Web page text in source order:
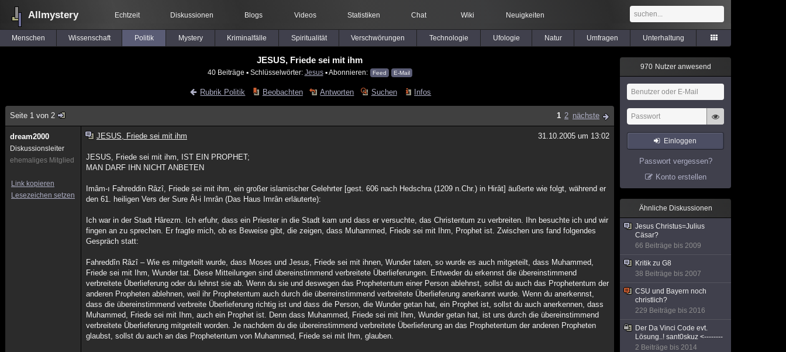
Allmystery Echtzeit Diskussionen Blogs Videos Statistiken Chat Wiki Neuigkeiten
Menschen Wissenschaft Politik Mystery Kriminalfälle Spiritualität Verschwörungen Technologie Ufologie Natur Umfragen Unterhaltung
JESUS, Friede sei mit ihm
40 Beiträge ▪ Schlüsselwörter: Jesus▪ Abonnieren: Feed E-Mail
Rubrik Politik Beobachten Antworten Suchen Infos
Seite 1 von 2 1 2 nächste
dream2000
Diskussionsleiter
ehemaliges Mitglied
Link kopieren
Lesezeichen setzen
JESUS, Friede sei mit ihm 31.10.2005 um 13:02
JESUS, Friede sei mit ihm, IST EIN PROPHET;
MAN DARF IHN NICHT ANBETEN
Imâm-ı Fahreddin Râzî, Friede sei mit ihm, ein großer islamischer Gelehrter [gest. 606 nach Hedschra (1209 n.Chr.) in Hirât] äußerte wie folgt, während er
den 61. heiligen Vers der Sure Âl-i Imrân (Das Haus Imrân erläuterte):
Ich war in der Stadt Hârezm. Ich erfuhr, dass ein Priester in die Stadt kam und dass er versuchte, das Christentum zu verbreiten. Ihn besuchte ich und wir
fingen an zu sprechen. Er fragte mich, ob es Beweise gibt, die zeigen, dass Muhammed, Friede sei mit Ihm, Prophet ist. Zwischen uns fand folgendes
Gespräch statt:
Fahreddîn Râzî – Wie es mitgeteilt wurde, dass Moses und Jesus, Friede sei mit ihnen, Wunder taten, so wurde es auch mitgeteilt, dass Muhammed,
Friede sei mit Ihm, Wunder tat. Diese Mitteilungen sind übereinstimmend verbreitete Überlieferungen. Entweder du erkennst die übereinstimmend
verbreitete Überlieferung oder du lehnst sie ab. Wenn du sie und deswegen das Prophetentum einer Person ablehnst, sollst du auch das Prophetentum der
anderen Propheten ablehnen, weil ihr Prophetentum auch durch die überreinstimmend verbreitete Überlieferung anerkannt wurde. Wenn du anerkennst,
dass die übereinstimmend verbreite Überlieferung richtig ist und dass die Person, die Wunder getan hat, ein Prophet ist, sollst du auch anerkennen, dass
Muhammed, Friede sei mit Ihm, auch ein Prophet ist. Denn dass Muhammed, Friede sei mit Ihm, Wunder getan hat, ist uns durch die übereinstimmend
verbreitete Überlieferung mitgeteilt worden. Je nachdem du die übereinstimmend verbreitete Überlieferung an das Prophetentum der anderen Propheten
glaubst, sollst du auch an das Prophetentum von Muhammed, Friede sei mit Ihm, glauben.
970 Nutzer anwesend
Einloggen
Passwort vergessen?
Konto erstellen
Ähnliche Diskussionen
Jesus Christus=Julius
Cäsar?
66 Beiträge bis 2009
Kritik zu G8
38 Beiträge bis 2007
CSU und Bayern noch
christlich?
229 Beiträge bis 2016
Der Da Vinci Code evt.
Lösung..! sant0skuz <--------
2 Beiträge bis 2014